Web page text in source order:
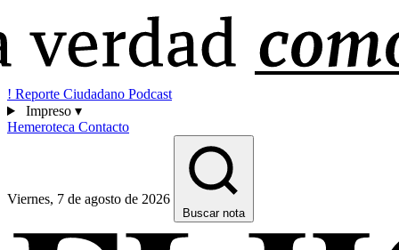
! Reporte Ciudadano Podcast
Impreso ▾
Hemeroteca Contacto
Viernes, 7 de agosto de 2026
Buscar nota